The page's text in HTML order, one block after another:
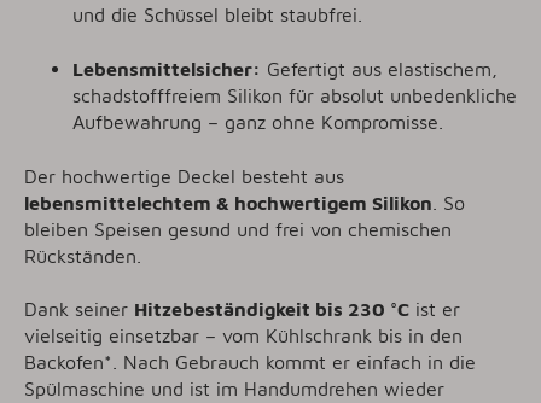
und die Schüssel bleibt staubfrei.
Lebensmittelsicher: Gefertigt aus elastischem,
schadstofffreiem Silikon für absolut unbedenkliche
Aufbewahrung – ganz ohne Kompromisse.
Der hochwertige Deckel besteht aus
lebensmittelechtem & hochwertigem Silikon . So
bleiben Speisen gesund und frei von chemischen
Rückständen.
Dank seiner Hitzebeständigkeit bis 230 °C ist er
vielseitig einsetzbar – vom Kühlschrank bis in den
Backofen*. Nach Gebrauch kommt er einfach in die
Spülmaschine und ist im Handumdrehen wieder